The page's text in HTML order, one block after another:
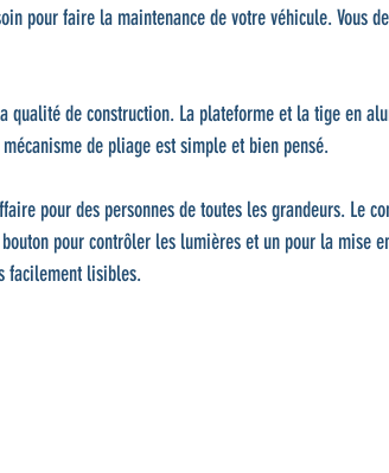
pour faire la maintenance de votre véhicule. Vous
qualité de construction. La plateforme et la tige en
de pliage est simple et bien pensé.
pour des personnes de toutes les grandeurs. Le
pour contrôler les lumières et un pour la mise
facilement lisibles.